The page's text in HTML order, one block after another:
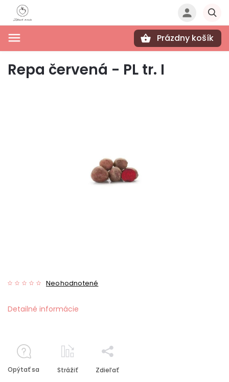
Prázdny košík
Repa červená - PL tr. I
Neohodnotené
Detailné informácie
Opýtať sa Strážiť Zdieľať